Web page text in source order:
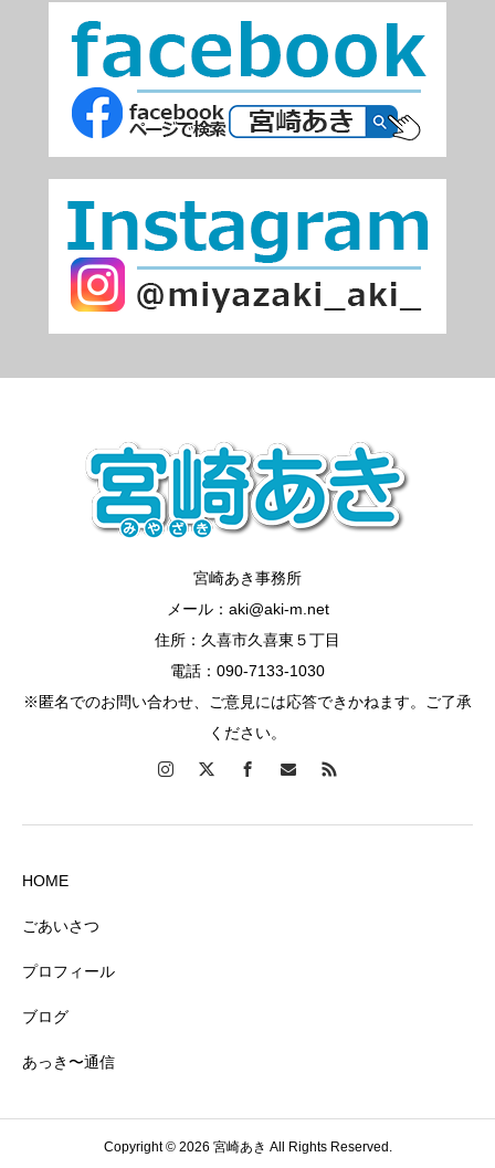
宮崎あき事務所
メール：aki@aki-m.net
住所：久喜市久喜東５丁目
電話：090-7133-1030
※匿名でのお問い合わせ、ご意見には応答できかねます。ご了承
ください。
HOME
ごあいさつ
プロフィール
ブログ
あっき〜通信
Copyright © 2026 宮崎あき All Rights Reserved.